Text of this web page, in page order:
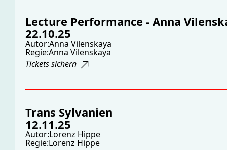
Lecture Performance - Anna
22.10.25
Autor:Anna Vilenskaya
Regie:Anna Vilenskaya
Tickets sichern
Trans Sylvanien
12.11.25
Autor:Lorenz Hippe
Regie:Lorenz Hippe